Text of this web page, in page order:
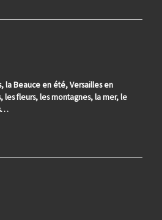
la Beauce en été, Versailles en
les fleurs, les montagnes, la mer, le